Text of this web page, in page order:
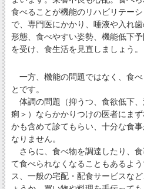
食べることが機能のリハビリテー
で、専門医にかかり、唾液や入れ
形態、食べやすい姿勢、機能低下
を受け、食生活を見直しましょう。
一方、機能の問題ではなく、食べ
とです。
体調の問題（抑うつ、食欲低下
痢＞）ならかかりつけの医者にま
かも含めて診てもらい、十分な食
なりません。
さらに、食べ物を調達したり、
て食べられなくなることもあるよ
ス、一般の宅配・配食サービスな